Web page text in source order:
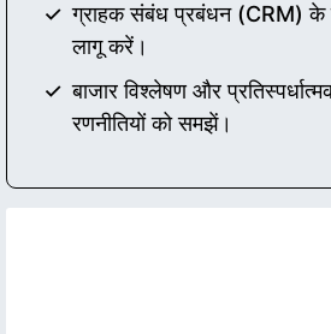
ग्राहक संबंध प्रबंधन (CRM) के
लागू करें।
बाजार विश्लेषण और
रणनीतियों को समझें।